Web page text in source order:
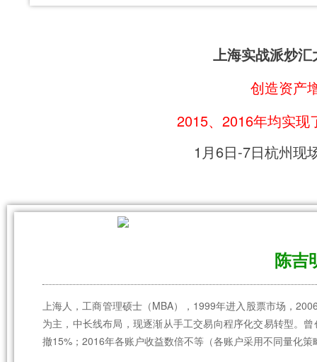
上海实战派炒汇
创造资产
2015、2016年均实现
1月6日-7日杭州现
陈吉
上海人，工商管理硕士（MBA），1999年进入股票市场，
为主，中长线布局，现逐渐从手工交易向程序化交易转型。
撤15%；2016年各账户收益数倍不等（各账户采用不同量化策